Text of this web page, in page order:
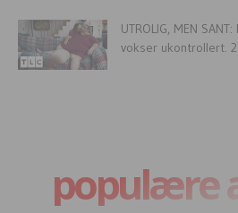
UTROLIG, MEN
vokser ukontrollert.
populære